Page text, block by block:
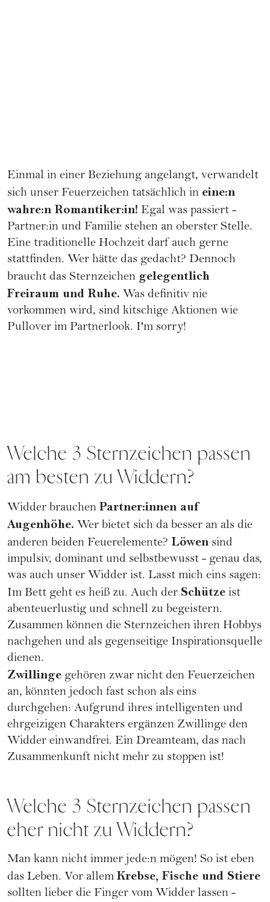
Einmal in einer Beziehung angelangt, verwandelt
sich unser Feuerzeichen tatsächlich in eine:n
wahre:n Romantiker:in! Egal was passiert -
Partner:in und Familie stehen an oberster Stelle.
Eine traditionelle Hochzeit darf auch gerne
stattfinden. Wer hätte das gedacht? Dennoch
braucht das Sternzeichen gelegentlich
Freiraum und Ruhe. Was definitiv nie
vorkommen wird, sind kitschige Aktionen wie
Pullover im Partnerlook. I'm sorry!
Welche 3 Sternzeichen passen
am besten zu Widdern?
Widder brauchen Partner:innen auf
Augenhöhe. Wer bietet sich da besser an als die
anderen beiden Feuerelemente? Löwen sind
impulsiv, dominant und selbstbewusst - genau das,
was auch unser Widder ist. Lasst mich eins sagen:
Im Bett geht es heiß zu. Auch der Schütze ist
abenteuerlustig und schnell zu begeistern.
Zusammen können die Sternzeichen ihren Hobbys
nachgehen und als gegenseitige Inspirationsquelle
dienen.
Zwillinge gehören zwar nicht den Feuerzeichen
an, könnten jedoch fast schon als eins
durchgehen: Aufgrund ihres intelligenten und
ehrgeizigen Charakters ergänzen Zwillinge den
Widder einwandfrei. Ein Dreamteam, das nach
Zusammenkunft nicht mehr zu stoppen ist!
Welche 3 Sternzeichen passen
eher nicht zu Widdern?
Man kann nicht immer jede:n mögen! So ist eben
das Leben. Vor allem Krebse, Fische und Stiere
sollten lieber die Finger vom Widder lassen -